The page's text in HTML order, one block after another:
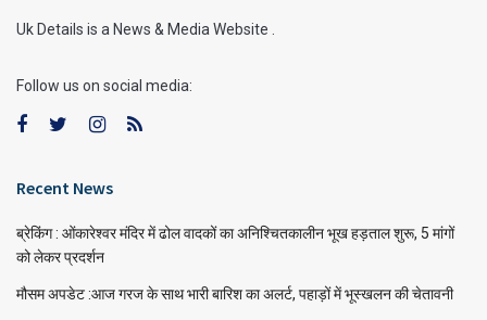
Uk Details is a News & Media Website .
Follow us on social media:
Recent News
ब्रेकिंग : ओंकारेश्वर मंदिर में ढोल वादकों का अनिश्चितकालीन भूख हड़ताल शुरू, 5 मांगों
को लेकर प्रदर्शन
मौसम अपडेट :आज गरज के साथ भारी बारिश का अलर्ट, पहाड़ों में भूस्खलन की चेतावनी